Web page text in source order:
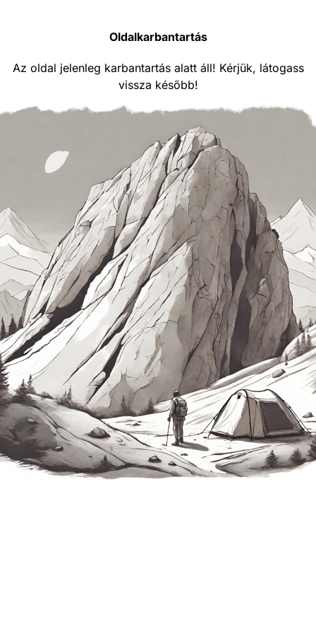
Oldalkarbantartás
Az oldal jelenleg karbantartás alatt áll! Kérjük, látogass
vissza később!